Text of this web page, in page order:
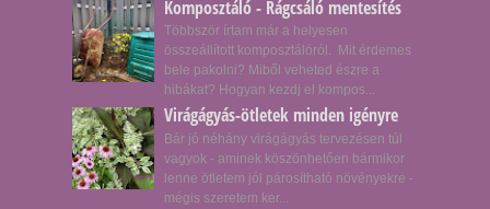
Komposztáló - Rágcsáló mentesítés
Többször írtam már a helyesen
összeállított komposztálóról. Mit érdemes
bele pakolni? Miből veheted észre a
hibákat? Hogyan kezdj el kompos...
Virágágyás-ötletek minden igényre
Bár jó néhány virágágyás tervezésen túl
vagyok - aminek köszönhetően bármikor
lenne ötletem jól párosítható növényekre -
mégis szeretem ker...